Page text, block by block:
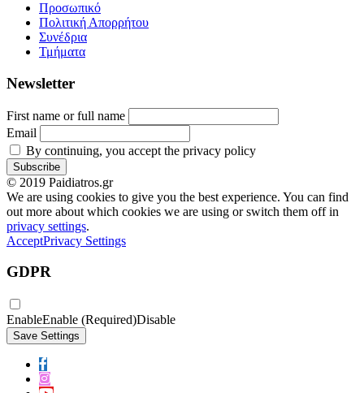
Προσωπικό
Πολιτική Απορρήτου
Συνέδρια
Τμήματα
Newsletter
First name or full name
Email
By continuing, you accept the privacy policy
© 2019 Paidiatros.gr
We are using cookies to give you the best experience. You can find
out more about which cookies we are using or switch them off in
privacy settings.
AcceptPrivacy Settings
GDPR
EnableEnable (Required)Disable